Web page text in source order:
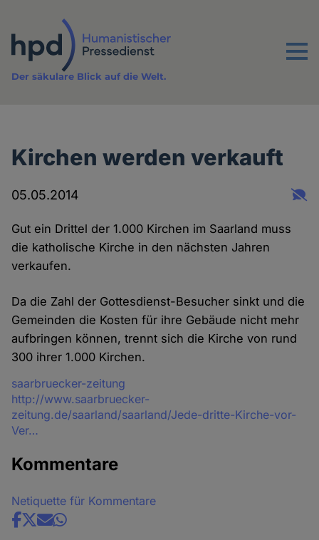
Inhalt
Menu
Der säkulare Blick auf die Welt.
Kirchen werden verkauft
05.05.2014
Gut ein Drittel der 1.000 Kirchen im Saarland muss
die katholische Kirche in den nächsten Jahren
verkaufen.
Da die Zahl der Gottesdienst-Besucher sinkt und die
Gemeinden die Kosten für ihre Gebäude nicht mehr
aufbringen können, trennt sich die Kirche von rund
300 ihrer 1.000 Kirchen.
Quelle
saarbruecker-zeitung
http://www.saarbruecker-
zeitung.de/saarland/saarland/Jede-dritte-Kirche-vor-
Ver…
Kommentare
Netiquette für Kommentare
Share